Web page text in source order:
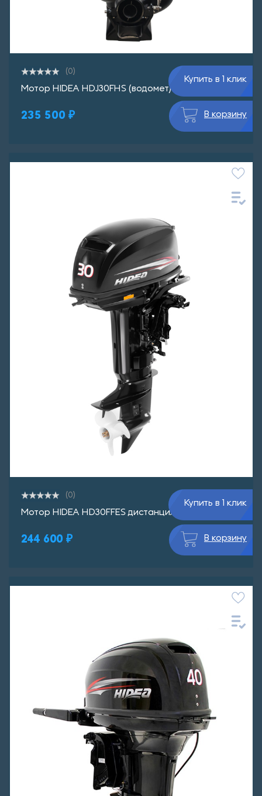
(0)
Мотор HIDEA HDJ30FHS (водомет)
235 500 ₽
Купить в 1 клик
В корзину
(0)
Мотор HIDEA HD30FFES дистанция
244 600 ₽
Купить в 1 клик
В корзину